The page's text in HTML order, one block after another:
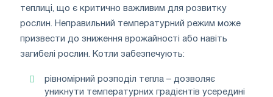
теплиці, що є критично важливим для розвитку
рослин. Неправильний температурний режим може
призвести до зниження врожайності або навіть
загибелі рослин. Котли забезпечують:
рівномірний розподіл тепла – дозволяє
уникнути температурних градієнтів усередині